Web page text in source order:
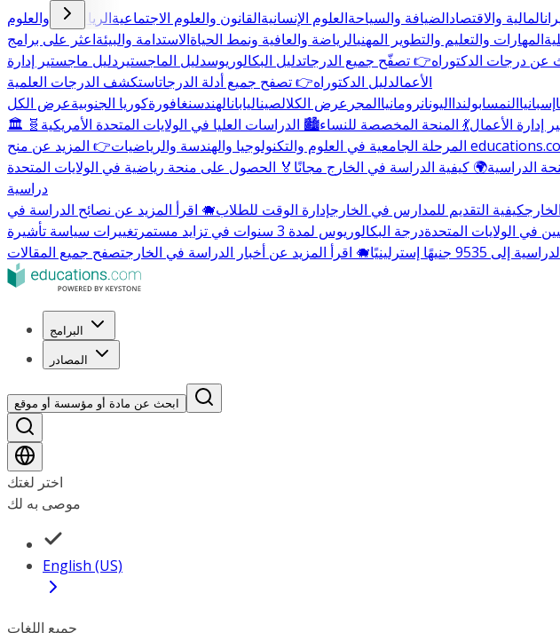
المالية والاقتصادالضيافة والسياحةالعلوم الإنسانيةالقانون والعلوم الاجتماعيةالرياضيات والعلوم
المهارات والتعليم والتطوير المهنيالرياضة والعافية ونمط الحياةالاستدامة والبيئةاعثر على برامج
عن درجات الدكتوراه👉 تصفّح جميع الدرجاتدليل البكالوريوسدليل الماجستير دليل ماجستير إدارة
الأعمالدليل الدكتوراه👉 تصفح جميع أدلة الدرجاتاستكشف الدرجات العلمية
إسبانياالنمسابولندااليونانرومانياالمجر عرض الكلالصيناليابانالهندسنغافورةكوريا الجنوبيةعرض الكل
إدارة الأعمال💃 المنحة المخصصة للنساء🏙️ الدراسات العليا في الولايات المتحدة الأمريكية 🧬
المرحلة الجامعية في العلوم والتكنولوجيا والهندسة والرياضيات
الدراسية🌍 كيفية الدراسة في الخارج مجانًا 🏅 الحصول على منحة رياضية في الولايات المتحدة
دراسية
كيفية التقديم للمدارس في الخارجإدارة الوقت للطلاب🐗 اقرأ المزيد عن نصائح الدراسة في
في الولايات المتحدةدرجة البكالوريوس لمدة 3 سنوات في تزايد مستمر
إسترلينيًا 🐗 اقرأ المزيد عن أخبار الدراسة في الخارجتصفح جميع المقالات
البرامج
المصادر
ابحث عن مادة أو مؤسسة أو موقع
اختر لغتك
موصى به لك
English (US)
جميع اللغات